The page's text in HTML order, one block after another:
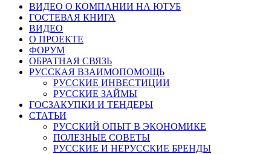
ВИДЕО О КОМПАНИИ НА ЮТУБ
ГОСТЕВАЯ КНИГА
ВИДЕО
О ПРОЕКТЕ
ФОРУМ
ОБРАТНАЯ СВЯЗЬ
РУССКАЯ ВЗАИМОПОМОЩЬ
РУССКИЕ ИНВЕСТИЦИИ
РУССКИЕ ЗАЙМЫ
ГОСЗАКУПКИ И ТЕНДЕРЫ
СТАТЬИ
РУССКИЙ ОПЫТ В ЭКОНОМИКЕ
ПОЛЕЗНЫЕ СОВЕТЫ
РУССКИЕ И НЕРУССКИЕ БРЕНДЫ